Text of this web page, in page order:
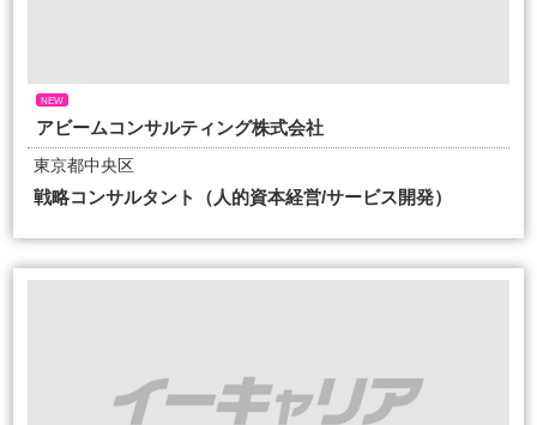
NEW
アビームコンサルティング株式会社
東京都中央区
戦略コンサルタント（人的資本経営/サービス開発）